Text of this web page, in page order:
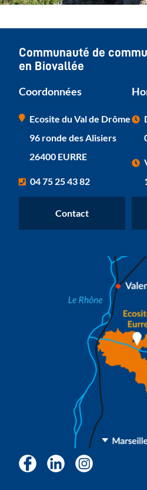
Communauté de
en Biovallée
Coordonnées
Ecosite du Val de Drôme
96 ronde des Alisiers
26400 EURRE
04 75 25 43 82
Contact
FacebookLinkedIn